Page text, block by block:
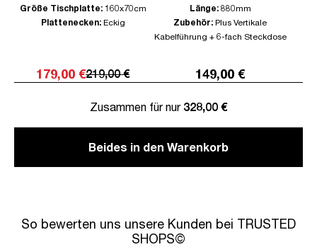
Größe Tischplatte: 160x70cm
Plattenecken: Eckig
179,00 €219,00 €
Länge: 880mm
Zubehör: Plus Vertikale
Kabelführung + 6-fach Steckdose
149,00 €
Zusammen für nur 328,00 €
Beides in den Warenkorb
So bewerten uns unsere Kunden bei TRUSTED
SHOPS©